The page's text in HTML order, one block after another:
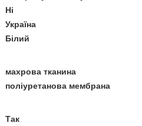
Ні
Україна
Білий
махрова тканина
поліуретанова мембрана
Так